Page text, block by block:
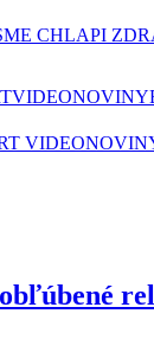
CHLAPI
VIDEONOVINY